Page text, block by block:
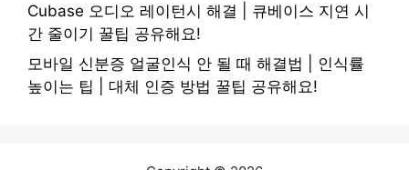
Cubase 오디오 레이턴시 해결 | 큐베이스 지연 시
간 줄이기 꿀팁 공유해요!
모바일 신분증 얼굴인식 안 될 때 해결법 | 인식률
높이는 팁 | 대체 인증 방법 꿀팁 공유해요!